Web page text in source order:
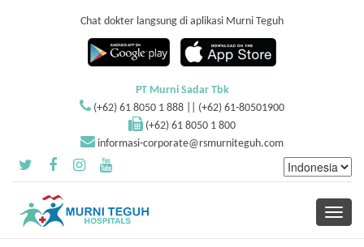
Chat dokter langsung di aplikasi Murni Teguh
PT Murni Sadar Tbk
(+62) 61 8050 1 888 || (+62) 61-80501900
(+62) 61 8050 1 800
informasi-corporate@rsmurniteguh.com
Toggle